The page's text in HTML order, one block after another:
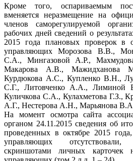
Кроме того, оспариваемым
вменяется неразмещение на
членов саморегулируемой
рабочих дней сведений о
2015 года плановых проверок в
управляющих Морозова В.В.,
С.А., Мингазовой А.Р.,
Макарова А.В., Мажидханова
Курдюкова А.С., Купленко В.Н.,
С.Г., Литовченко А.А., Лиминой
Куличкова С.А., Кулахметова Г.З.,
А.Г., Нестерова А.Н., Марьянова
На момент осмотра сайта
органом 24.11.2015 сведения об
проведенных в октябре 2015
управляющих
скриншотами личных карточек